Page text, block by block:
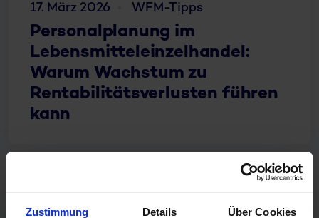
Zustimmung Details Über Cookies
17. März 2026 WFM-Tipps
Personalplanung im
Lebensmitteleinzelhandel:
Warum Wachstum zu
Rentabilitätsverlusten führen
kann